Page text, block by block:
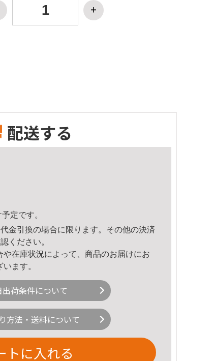
配送する
定です。
金引換の場合に限ります。その他の決済
ください。
在庫状況によって、商品のお届けにお
ます。
出荷条件について
方法・送料について
トに入れる